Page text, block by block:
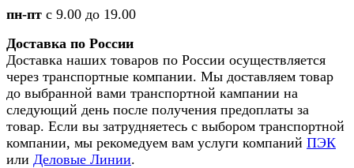
пн-пт с 9.00 до 19.00
Доставка по России
Доставка наших товаров по России осуществляется
через транспортные компании. Мы доставляем товар
до выбранной вами транспортной кампании на
следующий день после получения предоплаты за
товар. Если вы затрудняетесь с выбором транспортной
компании, мы рекомедуем вам услуги компаний ПЭК
или Деловые Линии.